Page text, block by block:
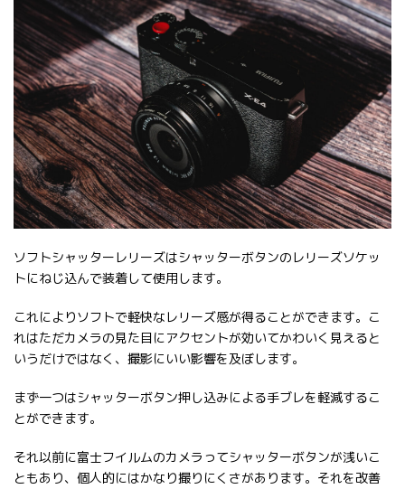
ソフトシャッターレリーズはシャッターボタンのレリーズソケッ
トにねじ込んで装着して使用します。
これによりソフトで軽快なレリーズ感が得ることができます。こ
れはただカメラの見た目にアクセントが効いてかわいく見えると
いうだけではなく、撮影にいい影響を及ぼします。
まず一つはシャッターボタン押し込みによる手ブレを軽減するこ
とができます。
それ以前に富士フイルムのカメラってシャッターボタンが浅いこ
ともあり、個人的にはかなり撮りにくさがあります。それを改善